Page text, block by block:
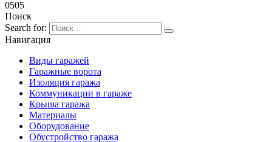
0505
Поиск
Search for:
Навигация
Виды гаражей
Гаражные ворота
Изоляция гаража
Коммуникации в гараже
Крыша гаража
Материалы
Оборудование
Обустройство гаража